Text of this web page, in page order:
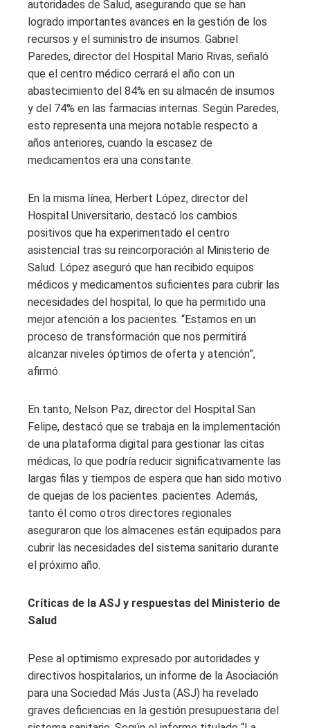
autoridades de Salud, asegurando que se han
logrado importantes avances en la gestión de los
recursos y el suministro de insumos. Gabriel
Paredes, director del Hospital Mario Rivas, señaló
que el centro médico cerrará el año con un
abastecimiento del 84% en su almacén de insumos
y del 74% en las farmacias internas. Según Paredes,
esto representa una mejora notable respecto a
años anteriores, cuando la escasez de
medicamentos era una constante.
En la misma línea, Herbert López, director del
Hospital Universitario, destacó los cambios
positivos que ha experimentado el centro
asistencial tras su reincorporación al Ministerio de
Salud. López aseguró que han recibido equipos
médicos y medicamentos suficientes para cubrir las
necesidades del hospital, lo que ha permitido una
mejor atención a los pacientes. “Estamos en un
proceso de transformación que nos permitirá
alcanzar niveles óptimos de oferta y atención”,
afirmó.
En tanto, Nelson Paz, director del Hospital San
Felipe, destacó que se trabaja en la implementación
de una plataforma digital para gestionar las citas
médicas, lo que podría reducir significativamente las
largas filas y tiempos de espera que han sido motivo
de quejas de los pacientes. pacientes. Además,
tanto él como otros directores regionales
aseguraron que los almacenes están equipados para
cubrir las necesidades del sistema sanitario durante
el próximo año.
Críticas de la ASJ y respuestas del Ministerio de
Salud
Pese al optimismo expresado por autoridades y
directivos hospitalarios, un informe de la Asociación
para una Sociedad Más Justa (ASJ) ha revelado
graves deficiencias en la gestión presupuestaria del